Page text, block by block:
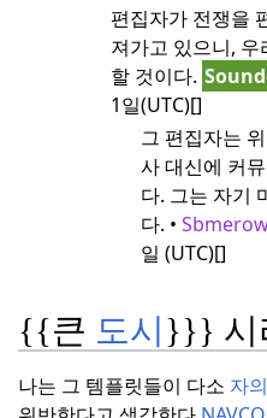
편집자가 전쟁을
져가고 있으니,
할 것이다.
1일(UTC)[]
그 편집자는
사 대신에 커
다. 그는 자기
다. •
일 (UTC)[]
{{큰 도시 }}} 시
나는 그 템플릿들이 다소 자